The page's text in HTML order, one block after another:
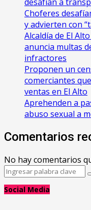
Choferes
y advierten con
‎Alcaldía de El
anuncia multas
infractores
Proponen un
comerciantes
ventas en El Alto
Aprehenden a
abuso sexual a
Comentarios
No hay comentarios
Search
Social Media